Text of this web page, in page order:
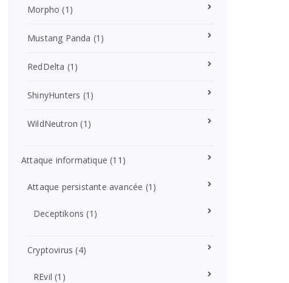
Morpho (1)
Mustang Panda (1)
RedDelta (1)
ShinyHunters (1)
WildNeutron (1)
Attaque informatique (11)
Attaque persistante avancée (1)
Deceptikons (1)
Cryptovirus (4)
REvil (1)